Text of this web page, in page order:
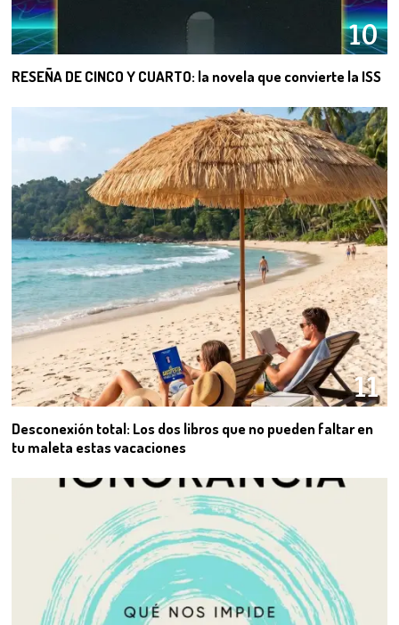
10
RESEÑA DE CINCO Y CUARTO: la novela que convierte la ISS
11
Desconexión total: Los dos libros que no pueden faltar en
tu maleta estas vacaciones